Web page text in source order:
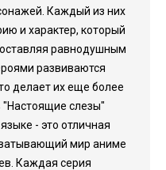
Каждый из них
и характер, который
равнодушным
развиваются
делает их еще более
слезы"
- это отличная
мир аниме
Каждая серия